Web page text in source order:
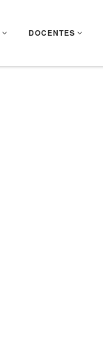
DOCENTES